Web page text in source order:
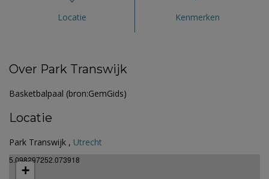
Locatie Kenmerken
Over Park Transwijk
Basketbalpaal (bron:GemGids)
Locatie
Park Transwijk , Utrecht
5.098297252.073918
+